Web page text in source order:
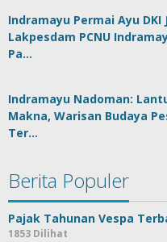
Indramayu Permai Ayu
Lakpesdam PCNU
Pa…
Indramayu Nadoman:
Makna, Warisan Budaya
Ter…
Berita Populer
Pajak Tahunan Vespa
1853 Dilihat